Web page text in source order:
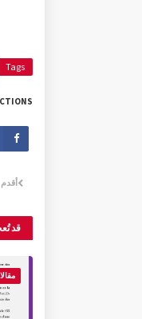
Tags
أقدم
قد